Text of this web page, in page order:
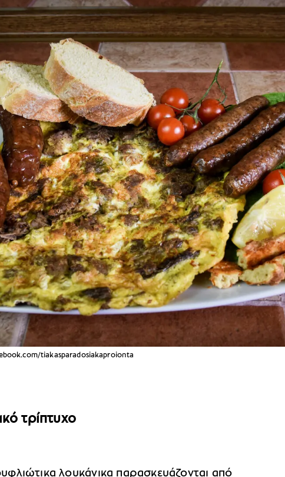
tiakasparadosiakaproionta
τρίπτυχο
λουκάνικα παρασκευάζονται από